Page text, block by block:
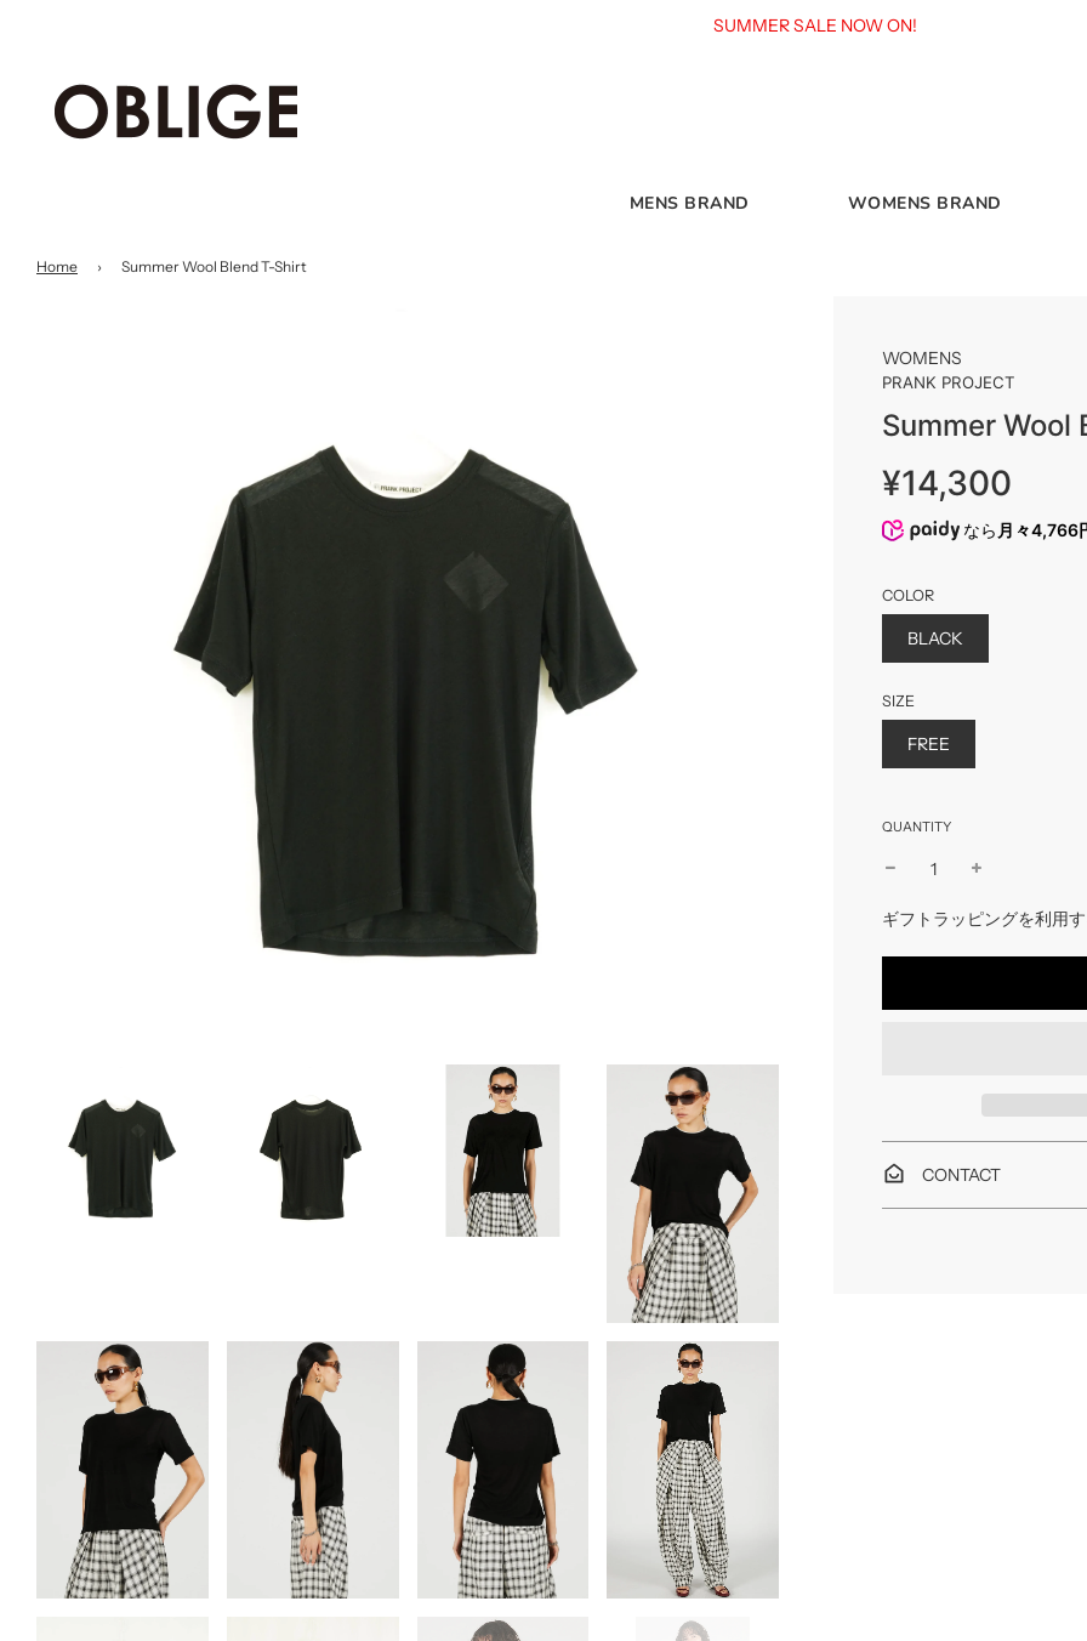
SUMMER SALE NOW ON!
MENS BRAND WOMENS BRAND
Home › Summer Wool Blend T-Shirt
WOMENS
PRANK PROJECT
Summer Wool
Sale
price
Regular
price
¥14,300
なら 月々4,766
COLOR
BLACK
SIZE
FREE
QUANTITY
ギフトラッピングを利用
CONTACT